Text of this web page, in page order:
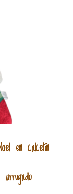
en calcetín